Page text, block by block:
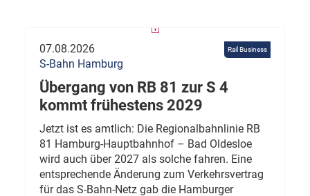
Rail Business
07.08.2026
S-Bahn Hamburg
Übergang von RB 81 zur S 4
kommt frühestens 2029
Jetzt ist es amtlich: Die Regionalbahnlinie RB
81 Hamburg-Hauptbahnhof – Bad Oldesloe
wird auch über 2027 als solche fahren. Eine
entsprechende Änderung zum Verkehrsvertrag
für das S-Bahn-Netz gab die Hamburger